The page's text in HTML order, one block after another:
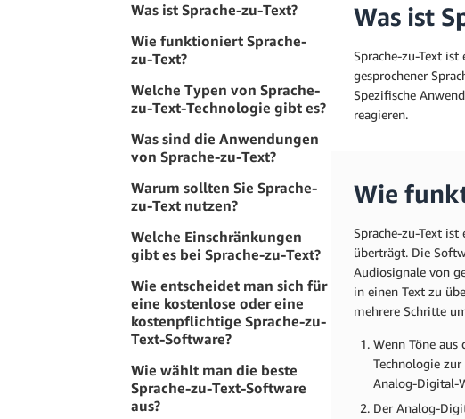
Was ist Sprache-zu-Text?
Wie funktioniert Sprache-
zu-Text?
Welche Typen von Sprache-
zu-Text-Technologie gibt es?
Was sind die Anwendungen
von Sprache-zu-Text?
Warum sollten Sie Sprache-
zu-Text nutzen?
Welche Einschränkungen
gibt es bei Sprache-zu-Text?
Wie entscheidet man sich für
eine kostenlose oder eine
kostenpflichtige Sprache-zu-
Text-Software?
Wie wählt man die beste
Sprache-zu-Text-Software
aus?
Was ist
Sprache-zu-Text
gesprochener
Spezifische
reagieren.
Wie
Sprache-zu-Text
überträgt. Die
Audiosignale von
in einen Text zu
mehrere Schritte
Wenn Töne
Technologie
Analog-Digital-
Der Analog-